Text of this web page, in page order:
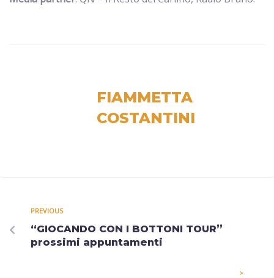
FIAMMETTA
COSTANTINI
PREVIOUS
“GIOCANDO CON I BOTTONI TOUR”
prossimi appuntamenti
>